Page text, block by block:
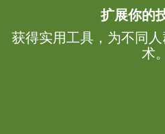
扩展你的
获得实用工具，为不同
术。